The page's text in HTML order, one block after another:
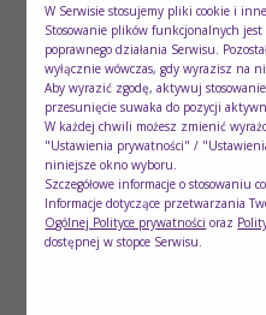
W Serwisie stosujemy pliki cookie i
Stosowanie plików funkcjonalnych
poprawnego działania Serwisu.
wyłącznie wówczas, gdy wyrazisz na
Aby wyrazić zgodę, aktywuj
przesunięcie suwaka do pozycji
W każdej chwili możesz zmienić
"Ustawienia prywatności" /
niniejsze okno wyboru.
Szczegółowe informacje o stosowaniu
Informacje dotyczące przetwarzania
Ogólnej Polityce prywatności oraz
dostępnej w stopce Serwisu.